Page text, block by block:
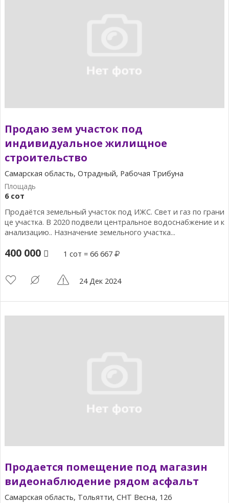
Продаю зем участок под
индивидуальное жилищное
строительство
Самарская область, Отрадный, Рабочая Трибуна
6 сот
Продаётся земельный участок под ИЖС. Свет и газ по грани
це участка. В 2020 подвели центральное водоснабжение и к
анализацию.. Назначение земельного участка...
400 000 1 сот = 66 667
24 Дек 2024
Продается помещение под магазин
видеонаблюдение рядом асфальт
Самарская область, Тольятти, СНТ Весна, 126